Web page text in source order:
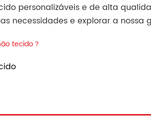
personalizáveis e de alta
necessidades e explorar a
tecido？